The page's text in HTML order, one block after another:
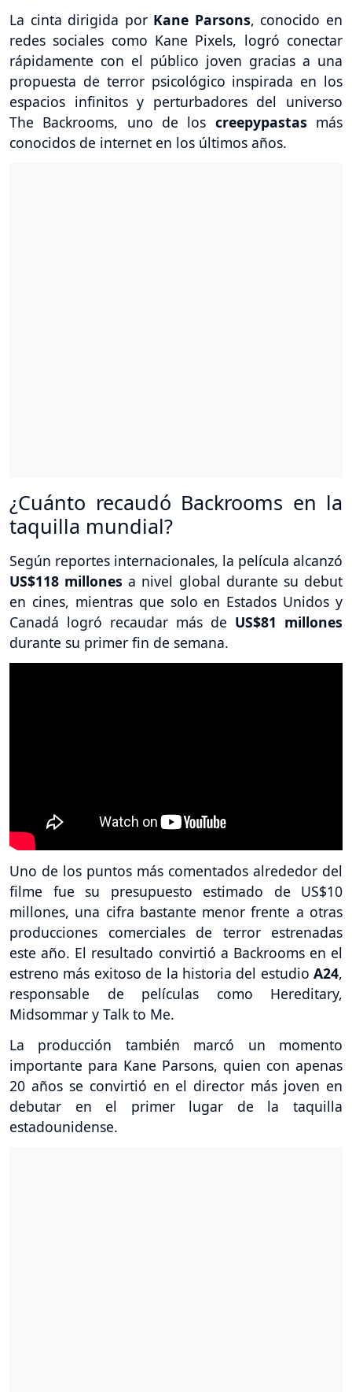
La cinta dirigida por Kane Parsons, conocido en
redes sociales como Kane Pixels, logró conectar
rápidamente con el público joven gracias a una
propuesta de terror psicológico inspirada en los
espacios infinitos y perturbadores del universo
The Backrooms, uno de los creepypastas más
conocidos de internet en los últimos años.
¿Cuánto recaudó Backrooms en la
taquilla mundial?
Según reportes internacionales, la película alcanzó
US$118 millonesa nivel global durante su debut
en cines, mientras que solo en Estados Unidos y
Canadá logró recaudar más de US$81 millones
durante su primer fin de semana.
Uno de los puntos más comentados alrededor del
filme fue su presupuesto estimado de US$10
millones, una cifra bastante menor frente a otras
producciones comerciales de terror estrenadas
este año. El resultado convirtió a Backrooms en el
estreno más exitoso de la historia del estudio A24,
responsable de películas como Hereditary,
Midsommar y Talk to Me.
La producción también marcó un momento
importante para Kane Parsons, quien con apenas
20 años se convirtió en el director más joven en
debutar en el primer lugar de la taquilla
estadounidense.